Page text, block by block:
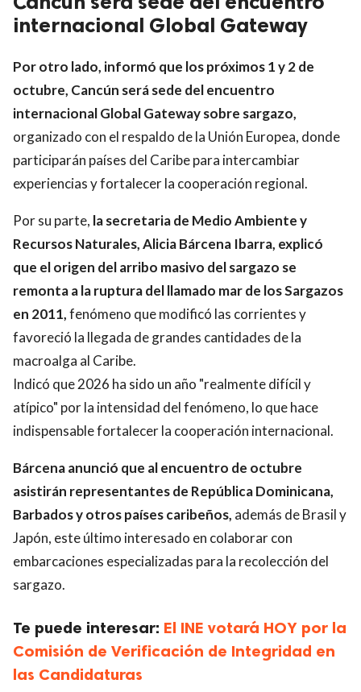
internacional Global Gateway
Por otro lado, informó que los próximos 1 y 2 de
octubre, Cancún será sede del encuentro
internacional Global Gateway sobre sargazo,
organizado con el respaldo de la Unión Europea, donde
participarán países del Caribe para intercambiar
experiencias y fortalecer la cooperación regional.
Por su parte, la secretaria de Medio Ambiente y
Recursos Naturales, Alicia Bárcena Ibarra, explicó
que el origen del arribo masivo del sargazo se
remonta a la ruptura del llamado mar de los Sargazos
en 2011,fenómeno que modificó las corrientes y
favoreció la llegada de grandes cantidades de la
macroalga al Caribe.
Indicó que 2026 ha sido un año "realmente difícil y
atípico" por la intensidad del fenómeno, lo que hace
indispensable fortalecer la cooperación internacional.
Bárcena anunció que al encuentro de octubre
asistirán representantes de República Dominicana,
Barbados y otros países caribeños, además de Brasil y
Japón, este último interesado en colaborar con
embarcaciones especializadas para la recolección del
sargazo.
Te puede interesar: El INE votará HOY por la
Comisión de Verificación de Integridad en
las Candidaturas